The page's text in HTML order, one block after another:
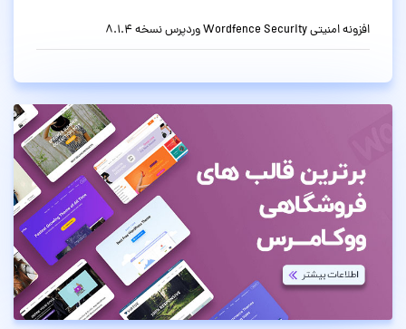
افزونه امنیتی Wordfence Security وردپرس نسخه 8.1.4